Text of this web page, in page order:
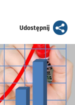
Udostępnijartykuł